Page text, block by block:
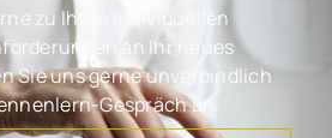
zu Ihren individuellen
an Ihr neues
Sie uns gerne unverbindlich
Gespräch an.